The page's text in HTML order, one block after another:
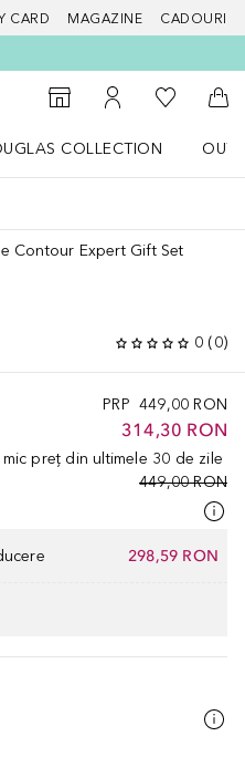
CARD MAGAZINE CADOURI
Către Găsire magazin
Către Contul meu
Către
COLLECTION
Contour Expert Gift Set
0 (0)
PRP 449,00 RON
314,30 RON
mic preț din ultimele 30 de zile
449,00 RON
298,59 RON